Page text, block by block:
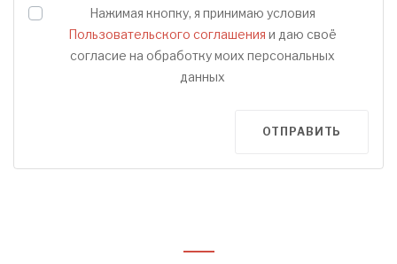
Нажимая кнопку, я принимаю условия
Пользовательского соглашения и даю своё
согласие на обработку моих персональных
данных
ОТПРАВИТЬ